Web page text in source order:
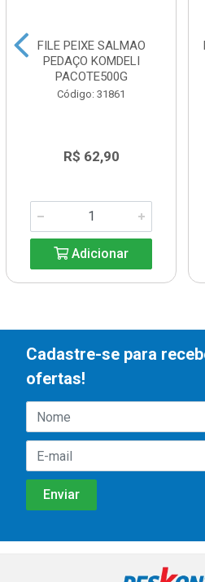
FILE PEIXE SALMAO
PEDAÇO KOMDELI
PACOTE500G
Código: 31861
R$ 62,90
Adicionar
Cadastre-se para
ofertas!